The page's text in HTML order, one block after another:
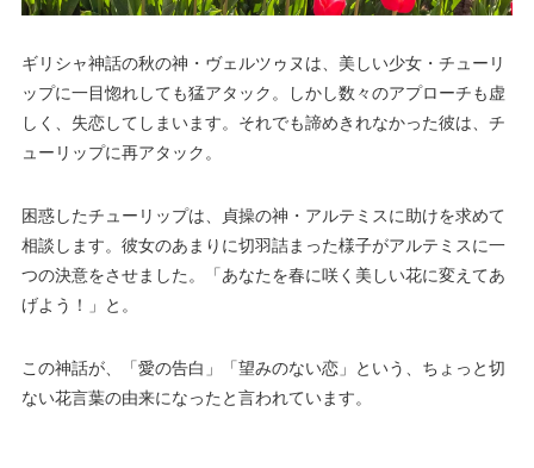
ギリシャ神話の秋の神・ヴェルツゥヌは、美しい少女・チューリ
ップに一目惚れしても猛アタック。しかし数々のアプローチも虚
しく、失恋してしまいます。それでも諦めきれなかった彼は、チ
ューリップに再アタック。
困惑したチューリップは、貞操の神・アルテミスに助けを求めて
相談します。彼女のあまりに切羽詰まった様子がアルテミスに一
つの決意をさせました。「あなたを春に咲く美しい花に変えてあ
げよう！」と。
この神話が、「愛の告白」「望みのない恋」という、ちょっと切
ない花言葉の由来になったと言われています。